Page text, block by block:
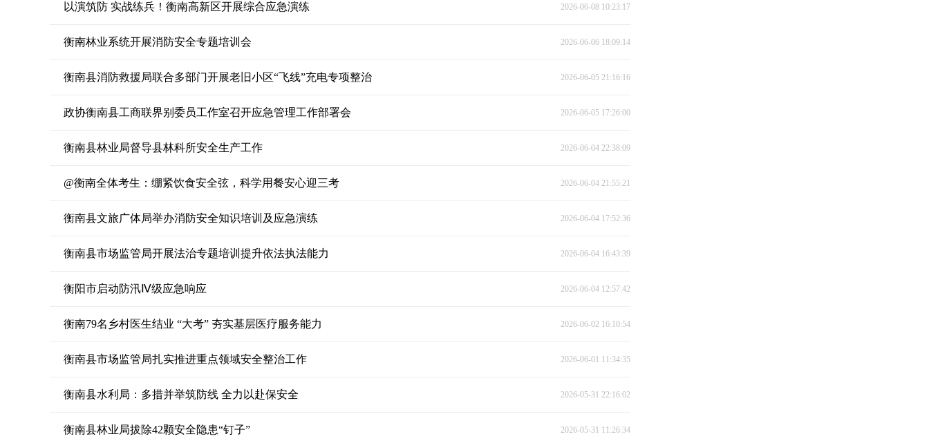
以演筑防 实战练兵！衡南高新区开展综合应急演练 2026-06-08 10:23:17
衡南林业系统开展消防安全专题培训会 2026-06-06 18:09:14
衡南县消防救援局联合多部门开展老旧小区“飞线”充电专项整治 2026-06-05 21:16:16
政协衡南县工商联界别委员工作室召开应急管理工作部署会 2026-06-05 17:26:00
衡南县林业局督导县林科所安全生产工作 2026-06-04 22:38:09
@衡南全体考生：绷紧饮食安全弦，科学用餐安心迎三考 2026-06-04 21:55:21
衡南县文旅广体局举办消防安全知识培训及应急演练 2026-06-04 17:52:36
衡南县市场监管局开展法治专题培训提升依法执法能力 2026-06-04 16:43:39
衡阳市启动防汛Ⅳ级应急响应 2026-06-04 12:57:42
衡南79名乡村医生结业 “大考” 夯实基层医疗服务能力 2026-06-02 16:10:54
衡南县市场监管局扎实推进重点领域安全整治工作 2026-06-01 11:34:35
衡南县水利局：多措并举筑防线 全力以赴保安全 2026-05-31 22:16:02
衡南县林业局拔除42颗安全隐患“钉子” 2026-05-31 11:26:34